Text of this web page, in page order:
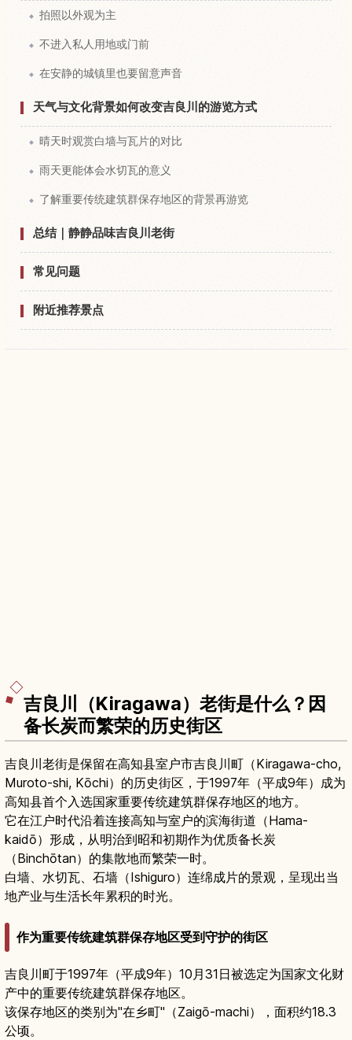
拍照以外观为主
不进入私人用地或门前
在安静的城镇里也要留意声音
天气与文化背景如何改变吉良川的游览方式
晴天时观赏白墙与瓦片的对比
雨天更能体会水切瓦的意义
了解重要传统建筑群保存地区的背景再游览
总结｜静静品味吉良川老街
常见问题
附近推荐景点
吉良川（Kiragawa）老街是什么？因
备长炭而繁荣的历史街区
吉良川老街是保留在高知县室户市吉良川町（Kiragawa-cho,
Muroto-shi, Kōchi）的历史街区，于1997年（平成9年）成为
高知县首个入选国家重要传统建筑群保存地区的地方。
它在江户时代沿着连接高知与室户的滨海街道（Hama-
kaidō）形成，从明治到昭和初期作为优质备长炭
（Binchōtan）的集散地而繁荣一时。
白墙、水切瓦、石墙（Ishiguro）连绵成片的景观，呈现出当
地产业与生活长年累积的时光。
作为重要传统建筑群保存地区受到守护的街区
吉良川町于1997年（平成9年）10月31日被选定为国家文化财
产中的重要传统建筑群保存地区。
该保存地区的类别为"在乡町"（Zaigō-machi），面积约18.3
公顷。